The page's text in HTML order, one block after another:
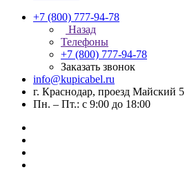
+7 (800) 777-94-78
Назад
Телефоны
+7 (800) 777-94-78
Заказать звонок
info@kupicabel.ru
г. Краснодар, проезд Майский 5
Пн. – Пт.: с 9:00 до 18:00